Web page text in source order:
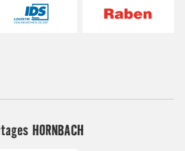
HORNBACH